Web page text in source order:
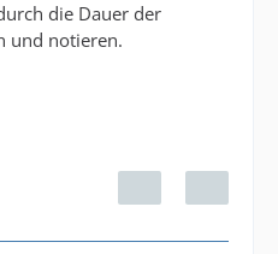
die Dauer der
und notieren.